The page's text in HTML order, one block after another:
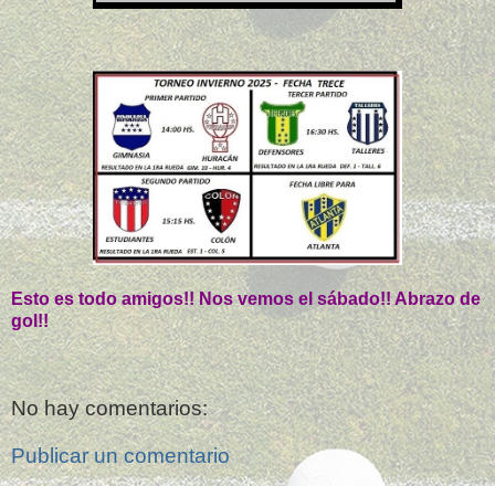
Esto es todo amigos!! Nos vemos el sábado!! Abrazo de
gol!!
No hay comentarios:
Publicar un comentario